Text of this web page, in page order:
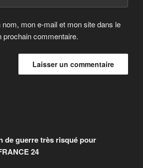
mon e-mail et mon site dans le
prochain commentaire.
de guerre très risqué pour
24